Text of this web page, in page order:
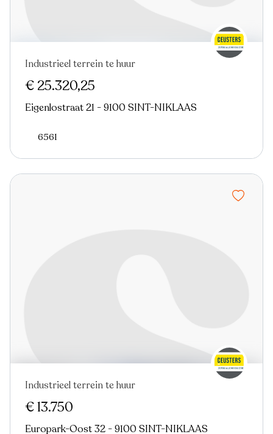
Industrieel terrein te huur
€ 25.320,25
Eigenlostraat 21 - 9100 SINT-NIKLAAS
6561
Industrieel terrein te huur
€ 13.750
Europark-Oost 32 - 9100 SINT-NIKLAAS